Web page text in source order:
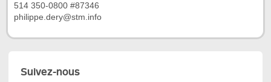
514 350-0800 #87346
philippe.dery@stm.info
Suivez-nous